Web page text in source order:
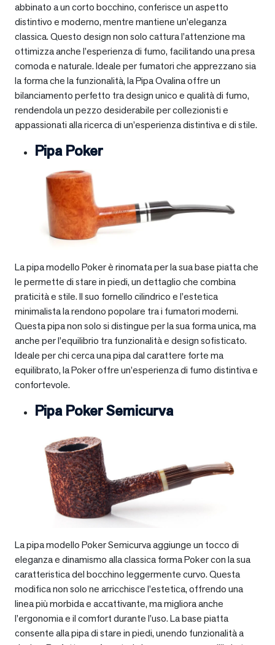
abbinato a un corto bocchino, conferisce un aspetto
distintivo e moderno, mentre mantiene un’eleganza
classica. Questo design non solo cattura l’attenzione ma
ottimizza anche l’esperienza di fumo, facilitando una presa
comoda e naturale. Ideale per fumatori che apprezzano sia
la forma che la funzionalità, la Pipa Ovalina offre un
bilanciamento perfetto tra design unico e qualità di fumo,
rendendola un pezzo desiderabile per collezionisti e
appassionati alla ricerca di un’esperienza distintiva e di stile.
Pipa Poker
La pipa modello Poker è rinomata per la sua base piatta che
le permette di stare in piedi, un dettaglio che combina
praticità e stile. Il suo fornello cilindrico e l’estetica
minimalista la rendono popolare tra i fumatori moderni.
Questa pipa non solo si distingue per la sua forma unica, ma
anche per l’equilibrio tra funzionalità e design sofisticato.
Ideale per chi cerca una pipa dal carattere forte ma
equilibrato, la Poker offre un’esperienza di fumo distintiva e
confortevole.
Pipa Poker Semicurva
La pipa modello Poker Semicurva aggiunge un tocco di
eleganza e dinamismo alla classica forma Poker con la sua
caratteristica del bocchino leggermente curvo. Questa
modifica non solo ne arricchisce l’estetica, offrendo una
linea più morbida e accattivante, ma migliora anche
l’ergonomia e il comfort durante l’uso. La base piatta
consente alla pipa di stare in piedi, unendo funzionalità a